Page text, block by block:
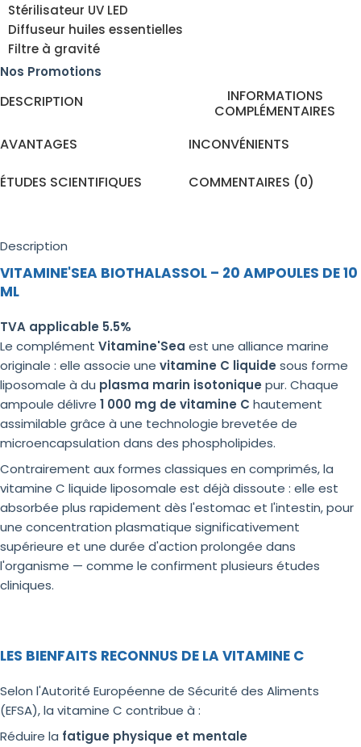
Stérilisateur UV LED
Diffuseur huiles essentielles
Filtre à gravité
Nos Promotions
DESCRIPTION
INFORMATIONS
COMPLÉMENTAIRES
AVANTAGES
INCONVÉNIENTS
ÉTUDES SCIENTIFIQUES COMMENTAIRES (0)
Description
VITAMINE'SEA BIOTHALASSOL – 20 AMPOULES DE 10
ML
TVA applicable 5.5%
Le complément Vitamine'Sea est une alliance marine
originale : elle associe une vitamine C liquide sous forme
liposomale à du plasma marin isotonique pur. Chaque
ampoule délivre 1 000 mg de vitamine C hautement
assimilable grâce à une technologie brevetée de
microencapsulation dans des phospholipides.
Contrairement aux formes classiques en comprimés, la
vitamine C liquide liposomale est déjà dissoute : elle est
absorbée plus rapidement dès l'estomac et l'intestin, pour
une concentration plasmatique significativement
supérieure et une durée d'action prolongée dans
l'organisme — comme le confirment plusieurs études
cliniques.
LES BIENFAITS RECONNUS DE LA VITAMINE C
Selon l'Autorité Européenne de Sécurité des Aliments
(EFSA), la vitamine C contribue à :
Réduire la fatigue physique et mentale